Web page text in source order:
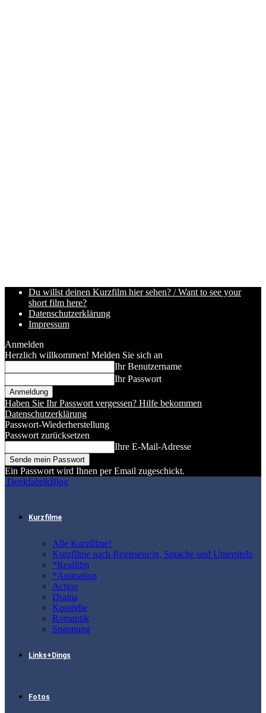
Du willst deinen Kurzfilm hier sehen? / Want to see your
short film here?
Datenschutzerklärung
Impressum
Anmelden
Herzlich willkommen! Melden Sie sich an
Ihr Benutzername
Ihr Passwort
Haben Sie Ihr Passwort vergessen? Hilfe bekommen
Datenschutzerklärung
Passwort-Wiederherstellung
Passwort zurücksetzen
Ihre E-Mail-Adresse
Ein Passwort wird Ihnen per Email zugeschickt.
DenkfabrikBlog
Kurzfilme
Alle Kurzfilme!
Kurzfilme nach Regisseur/in, Sprache und Untertiteln
*Realfilm
*Animation
Action
Drama
Komödie
Romantik
Spannung
Links+Dings
Fotos